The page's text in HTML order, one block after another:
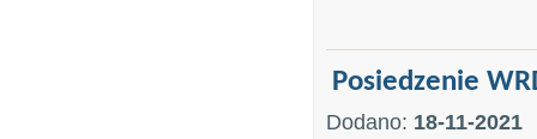
Posiedzenie
Dodano: 18-11-2021